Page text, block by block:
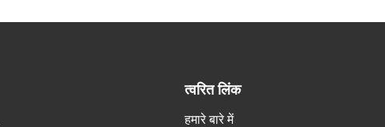
त्वरित लिंक
हमारे बारे में